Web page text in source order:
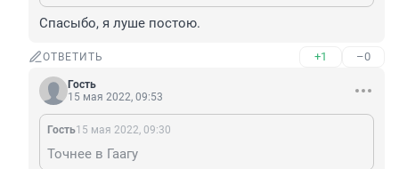
Спасыбо, я луше постою.
ОТВЕТИТЬ +1 –0
Гость
15 мая 2022, 09:53
Гость15 мая 2022, 09:30
Точнее в Гаагу